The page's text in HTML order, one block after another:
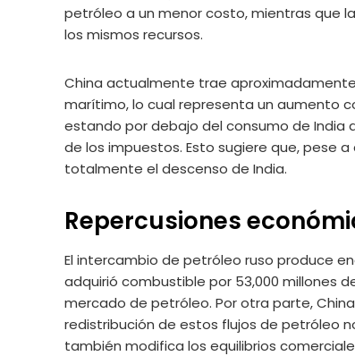
petróleo a un menor costo, mientras que
los mismos recursos.
China actualmente trae
marítimo, lo cual representa un aumento
estando por debajo del consumo de India
de los impuestos. Esto sugiere que, pese
totalmente el descenso de India.
Repercusiones
El intercambio de petróleo ruso produce
adquirió combustible por 53,000 millones
mercado de petróleo. Por otra parte,
redistribución de estos flujos de petróleo
también modifica los equilibrios